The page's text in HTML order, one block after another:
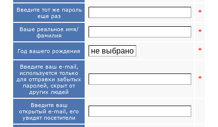
Введите тот же пароль
еще раз
*
Ваше реальное имя/
фамилия
*
Год вашего рождения *
Введите ваш e-mail,
используется только
для отправки забытых
паролей, скрыт от
других людей
*
Введите ваш
открытый e-mail, его
увидят посетители